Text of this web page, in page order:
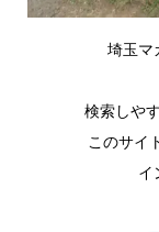
埼玉マ
検索しや
このサイ
イ